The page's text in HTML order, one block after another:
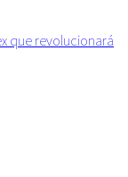
que revolucionará